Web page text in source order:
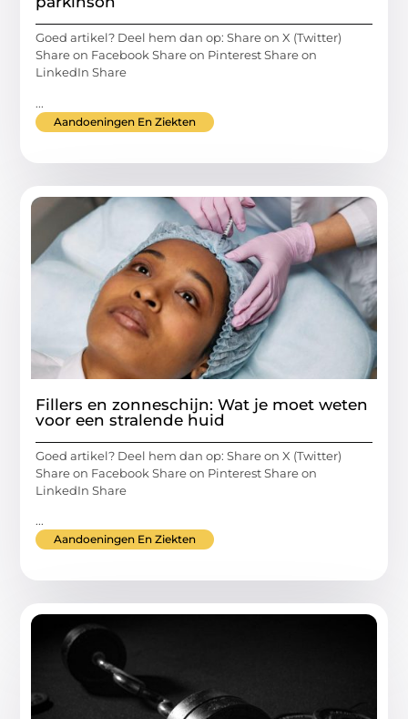
Goed artikel? Deel hem dan op: Share on X (Twitter)
Share on Facebook Share on Pinterest Share on
LinkedIn Share
...
Aandoeningen En Ziekten
Fillers en zonneschijn: Wat je moet weten
voor een stralende huid
Goed artikel? Deel hem dan op: Share on X (Twitter)
Share on Facebook Share on Pinterest Share on
LinkedIn Share
...
Aandoeningen En Ziekten